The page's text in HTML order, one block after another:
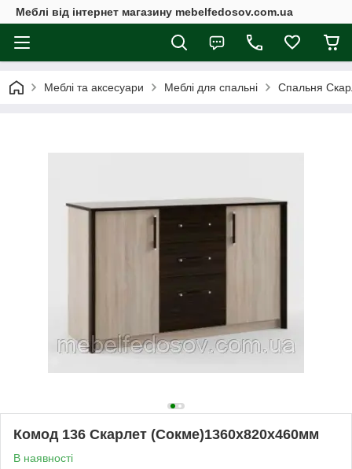
Меблі від інтернет магазину mebelfedosov.com.ua
Меблі та аксесуари Меблі для спальні Спальня
Комод 136 Скарлет (Сокме)1360х820х460мм
В наявності